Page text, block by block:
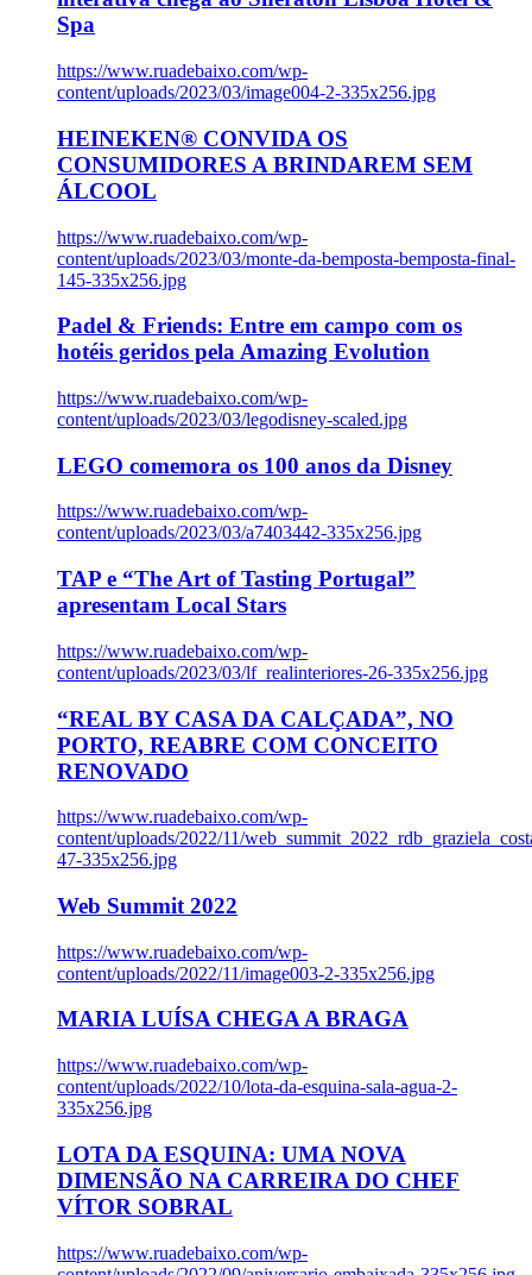
Spa
https://www.ruadebaixo.com/wp-
content/uploads/2023/03/image004-2-335x256.jpg
HEINEKEN® CONVIDA OS
CONSUMIDORES A BRINDAREM SEM
ÁLCOOL
https://www.ruadebaixo.com/wp-
content/uploads/2023/03/monte-da-bemposta-bemposta-final-
145-335x256.jpg
Padel & Friends: Entre em campo com os
hotéis geridos pela Amazing Evolution
https://www.ruadebaixo.com/wp-
content/uploads/2023/03/legodisney-scaled.jpg
LEGO comemora os 100 anos da Disney
https://www.ruadebaixo.com/wp-
content/uploads/2023/03/a7403442-335x256.jpg
TAP e “The Art of Tasting Portugal”
apresentam Local Stars
https://www.ruadebaixo.com/wp-
content/uploads/2023/03/lf_realinteriores-26-335x256.jpg
“REAL BY CASA DA CALÇADA”, NO
PORTO, REABRE COM CONCEITO
RENOVADO
https://www.ruadebaixo.com/wp-
content/uploads/2022/11/
47-335x256.jpg
Web Summit 2022
https://www.ruadebaixo.com/wp-
content/uploads/2022/11/image003-2-335x256.jpg
MARIA LUÍSA CHEGA A BRAGA
https://www.ruadebaixo.com/wp-
content/uploads/2022/10/lota-da-esquina-sala-agua-2-
335x256.jpg
LOTA DA ESQUINA: UMA NOVA
DIMENSÃO NA CARREIRA DO CHEF
VÍTOR SOBRAL
https://www.ruadebaixo.com/wp-